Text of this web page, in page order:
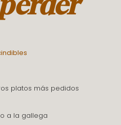
platos más pedidos
a la gallega